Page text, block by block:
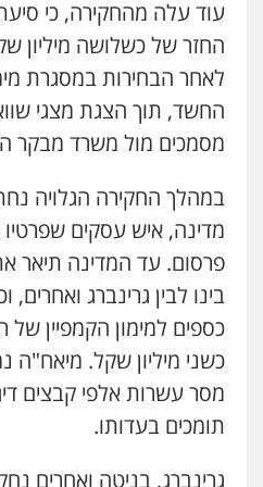
עו"ד יניב זוסמן
פלילי כלכלי
וחקירות
0525199949
פלילי צווארון לבן
רישום פלילי
0503366733
עורך דין
פלילי פשיעה
0505537656
חנא בולוס –
0546661544
עוד עלה מהחקירה, כי
החזר של כשלושה מיליון
לאחר הבחירות במסגרת
החשד, תוך הצגת מצגי
מסמכים מול משרד מבקר
במהלך החקירה הגלויה
מדינה, איש עסקים שפרטיו
פרסום. עד המדינה תיאר
בינו לבין גרינברג ואחרים,
כספים למימון הקמפיין
כשני מיליון שקל. מיאח"ה
מסר עשרות אלפי קבצים
תומכים בעדותו.
גרינברג, בניטה ואחרים